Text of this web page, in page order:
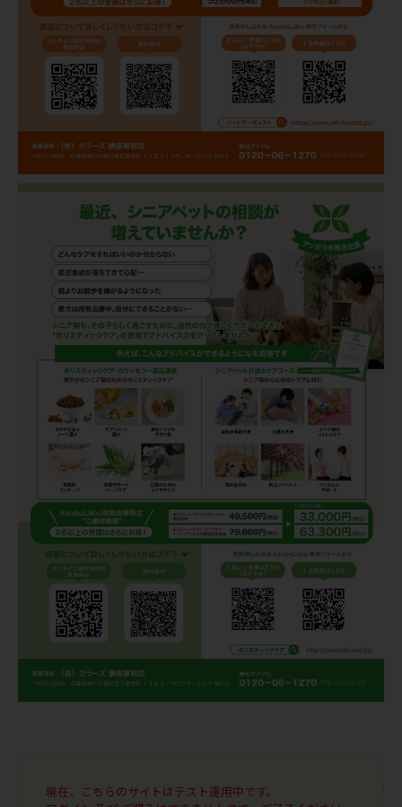
現在、こちらのサイトはテスト運用中です。